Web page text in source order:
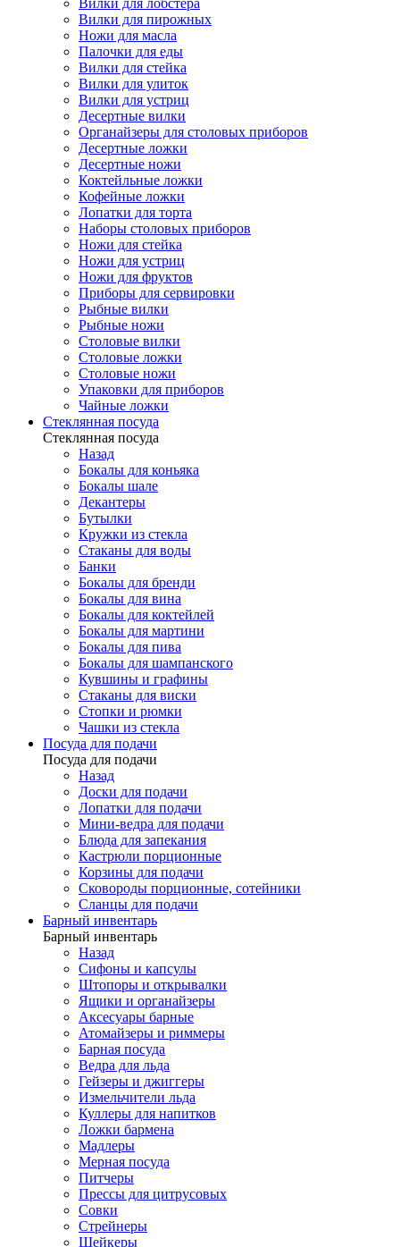
Вилки для пирожных
Ножи для масла
Палочки для еды
Вилки для стейка
Вилки для улиток
Вилки для устриц
Десертные вилки
Органайзеры для столовых приборов
Десертные ложки
Десертные ножи
Коктейльные ложки
Кофейные ложки
Лопатки для торта
Наборы столовых приборов
Ножи для стейка
Ножи для устриц
Ножи для фруктов
Приборы для сервировки
Рыбные вилки
Рыбные ножи
Столовые вилки
Столовые ложки
Столовые ножи
Упаковки для приборов
Чайные ложки
Стеклянная посуда
Стеклянная посуда
Назад
Бокалы для коньяка
Бокалы шале
Декантеры
Бутылки
Кружки из стекла
Стаканы для воды
Банки
Бокалы для бренди
Бокалы для вина
Бокалы для коктейлей
Бокалы для мартини
Бокалы для пива
Бокалы для шампанского
Кувшины и графины
Стаканы для виски
Стопки и рюмки
Чашки из стекла
Посуда для подачи
Посуда для подачи
Назад
Доски для подачи
Лопатки для подачи
Мини-ведра для подачи
Блюда для запекания
Кастрюли порционные
Корзины для подачи
Сковороды порционные, сотейники
Сланцы для подачи
Барный инвентарь
Барный инвентарь
Назад
Сифоны и капсулы
Штопоры и открывалки
Ящики и органайзеры
Аксесуары барные
Атомайзеры и риммеры
Барная посуда
Ведра для льда
Гейзеры и джиггеры
Измельчители льда
Куллеры для напитков
Ложки бармена
Мадлеры
Мерная посуда
Питчеры
Прессы для цитрусовых
Совки
Стрейнеры
Шейкеры